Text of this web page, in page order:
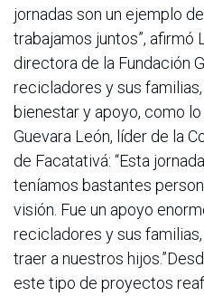
jornadas son un ejemplo
trabajamos juntos”, afirmó
directora de la Fundación
recicladores y sus
bienestar y apoyo, como
Guevara León, líder de la
de Facatativá: “Esta
teníamos bastantes
visión. Fue un apoyo
recicladores y sus
traer a nuestros
este tipo de proyectos